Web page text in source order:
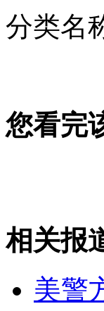
惊险！利比
美国麻省理
女孩北京地铁
无痛分娩是
分类名
您看完
相关报
美警